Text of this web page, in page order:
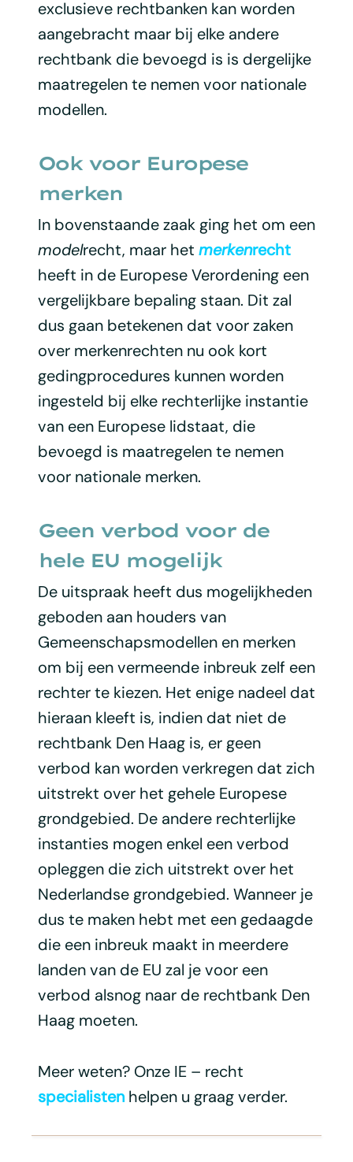
exclusieve rechtbanken kan worden
aangebracht maar bij elke andere
rechtbank die bevoegd is is dergelijke
maatregelen te nemen voor nationale
modellen.
Ook voor Europese
merken
In bovenstaande zaak ging het om een
modelrecht, maar het merkenrecht
heeft in de Europese Verordening een
vergelijkbare bepaling staan. Dit zal
dus gaan betekenen dat voor zaken
over merkenrechten nu ook kort
gedingprocedures kunnen worden
ingesteld bij elke rechterlijke instantie
van een Europese lidstaat, die
bevoegd is maatregelen te nemen
voor nationale merken.
Geen verbod voor de
hele EU mogelijk
De uitspraak heeft dus mogelijkheden
geboden aan houders van
Gemeenschapsmodellen en merken
om bij een vermeende inbreuk zelf een
rechter te kiezen. Het enige nadeel dat
hieraan kleeft is, indien dat niet de
rechtbank Den Haag is, er geen
verbod kan worden verkregen dat zich
uitstrekt over het gehele Europese
grondgebied. De andere rechterlijke
instanties mogen enkel een verbod
opleggen die zich uitstrekt over het
Nederlandse grondgebied. Wanneer je
dus te maken hebt met een gedaagde
die een inbreuk maakt in meerdere
landen van de EU zal je voor een
verbod alsnog naar de rechtbank Den
Haag moeten.
Meer weten? Onze IE – recht
specialistenhelpen u graag verder.